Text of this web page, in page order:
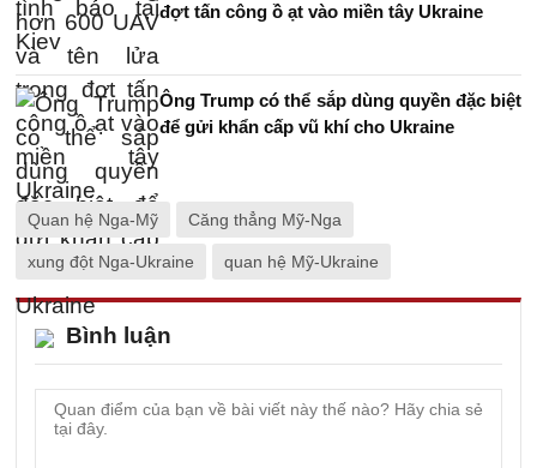
đợt tấn công ồ ạt vào miền tây Ukraine
Ông Trump có thể sắp dùng quyền đặc biệt
để gửi khẩn cấp vũ khí cho Ukraine
Quan hệ Nga-Mỹ Căng thẳng Mỹ-Nga
xung đột Nga-Ukraine quan hệ Mỹ-Ukraine
Bình luận